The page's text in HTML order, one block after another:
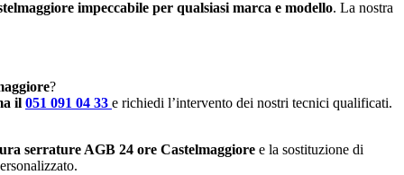
impeccabile per qualsiasi marca e modello. La nostra
?
il 051 091 04 33 e richiedi l’intervento dei nostri tecnici qualificati.
serrature AGB 24 ore Castelmaggiore e la sostituzione di